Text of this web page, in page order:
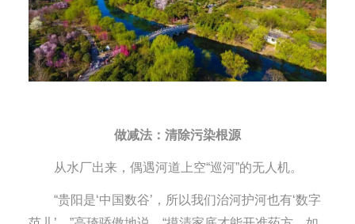
做减法：清除污染根源
从水厂出来，偶遇河道上空“巡河”的无人机。
“贵阳是‘中国数谷’，所以我们治河护河也有‘数字